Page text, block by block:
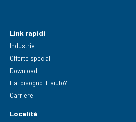
Link rapidi
Industrie
Offerte speciali
Download
Hai bisogno di aiuto?
Carriere
Località